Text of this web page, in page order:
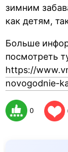
зимним
как детям,
Больше
посмотреть
https://
novogodnie-
0